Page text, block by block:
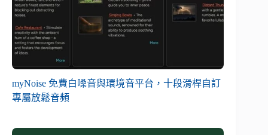
myNoise 免費白噪音與環境音平台，十段滑桿自訂
專屬放鬆音頻